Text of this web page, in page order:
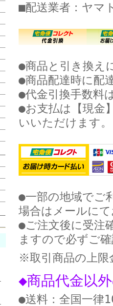
■配送業者：ヤマ
●商品と引き換え
●商品配達時に配
●代金引換手数料
●お支払は【現金
いいただけます。
●一部の地域でご
場合はメールに
●ご注文後に受注
ますので必ずご
※取引商品の上限
◆商品代金以
●送料：全国一律